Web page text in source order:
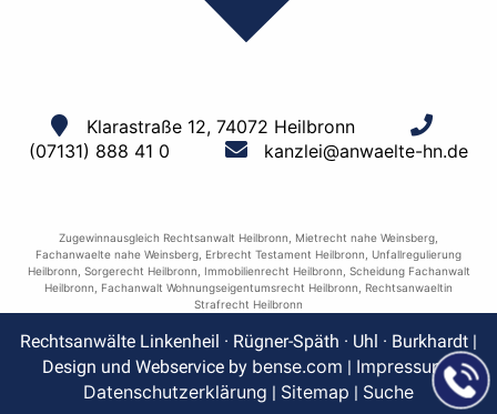
Klarastraße 12, 74072 Heilbronn
(07131) 888 41 0
kanzlei@anwaelte-hn.de
Zugewinnausgleich Rechtsanwalt Heilbronn Mietrecht nahe Weinsberg
Fachanwaelte nahe Weinsberg Erbrecht Testament Heilbronn
Unfallregulierung
Heilbronn Sorgerecht Heilbronn Immobilienrecht Heilbronn Scheidung Fachanwalt
Heilbronn
Fachanwalt Wohnungseigentumsrecht Heilbronn
Rechtsanwaeltin
Strafrecht Heilbronn
Rechtsanwälte Linkenheil · Rügner-Späth · Uhl · Burkhardt |
Design und Webservice by bense.com | Impressum|
Datenschutzerklärung | Sitemap | Suche